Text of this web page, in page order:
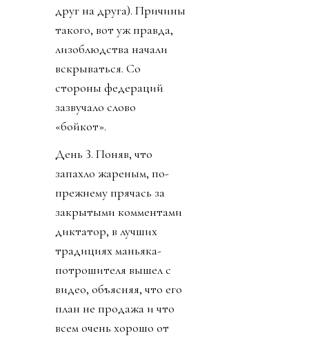
друг на друга). Причины
такого, вот уж правда,
лизоблюдства начали
вскрываться. Со
стороны федераций
зазвучало слово
«бойкот».
День 3. Поняв, что
запахло жареным, по-
прежнему прячась за
закрытыми комментами
диктатор, в лучших
традициях маньяка-
потрошителя вышел с
видео, объясняя, что его
план не продажа и что
всем очень хорошо от